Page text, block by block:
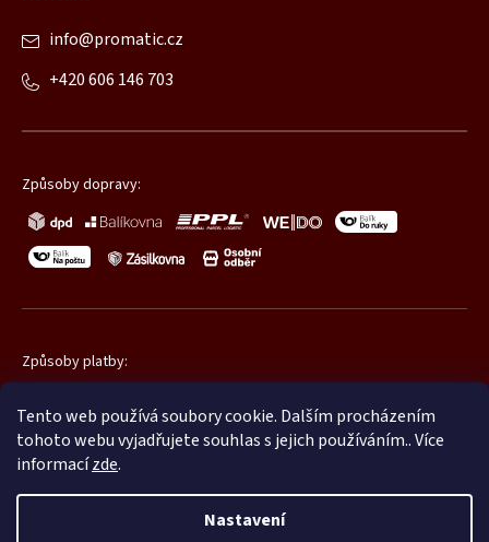
Tento web používá soubory cookie. Dalším procházením
tohoto webu vyjadřujete souhlas s jejich používáním.. Více
informacízde.
Nastavení
info@promatic.cz
+420 606 146 703
Způsoby dopravy:
Způsoby platby: